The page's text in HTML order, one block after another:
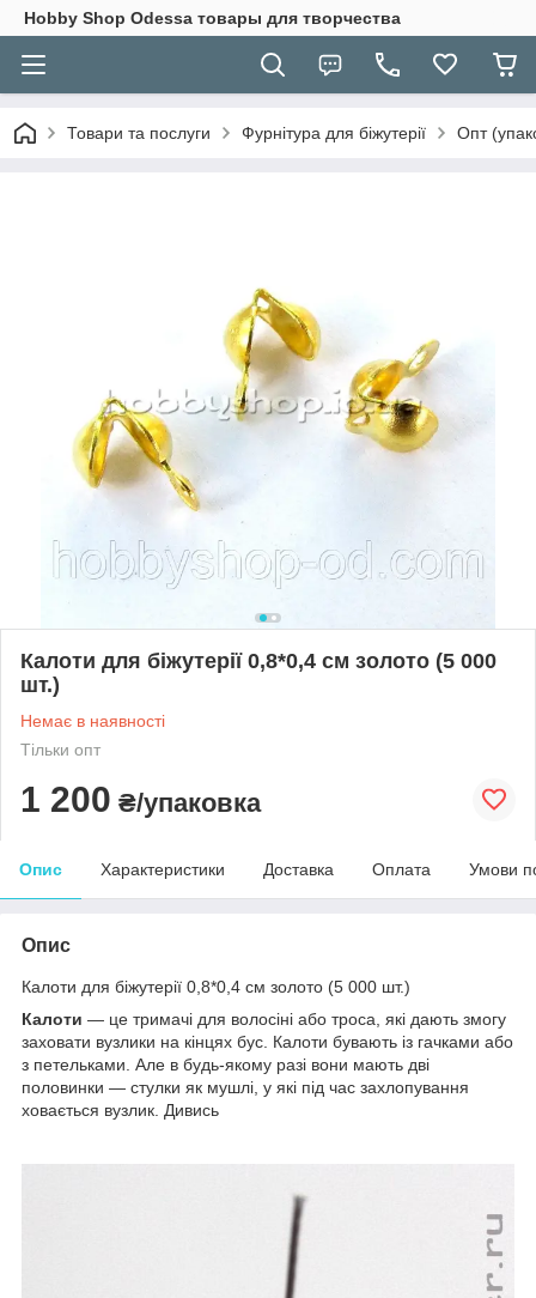
Hobbу Shop Odessa товары для творчества
Товари та послуги Фурнітура для біжутерії Опт
Калоти для біжутерії 0,8*0,4 см золото (5 000
шт.)
Немає в наявності
Тільки опт
1 200 ₴/упаковка
Опис Характеристики Доставка Оплата Умови
Опис
Калоти для біжутерії 0,8*0,4 см золото (5 000 шт.)
Калоти — це тримачі для волосіні або троса, які дають змогу
заховати вузлики на кінцях бус. Калоти бувають із гачками або
з петельками. Але в будь-якому разі вони мають дві
половинки — стулки як мушлі, у які під час захлопування
ховається вузлик. Дивись